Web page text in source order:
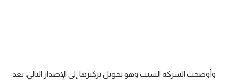
منتخب مصر
وأوضحت الشركة السبب وهو تحويل تركيزها إلى الإصدار التالي، بعد